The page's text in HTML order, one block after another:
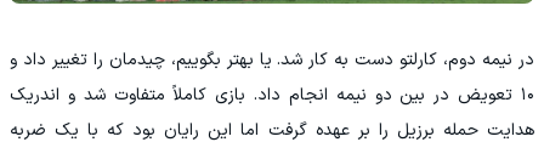
در نیمه دوم، کارلتو دست به کار شد. یا بهتر بگوییم، چیدمان را تغییر داد و
۱۰ تعویض در بین دو نیمه انجام داد. بازی کاملاً متفاوت شد و اندریک
هدایت حمله برزیل را بر عهده گرفت اما این رایان بود که با یک ضربه